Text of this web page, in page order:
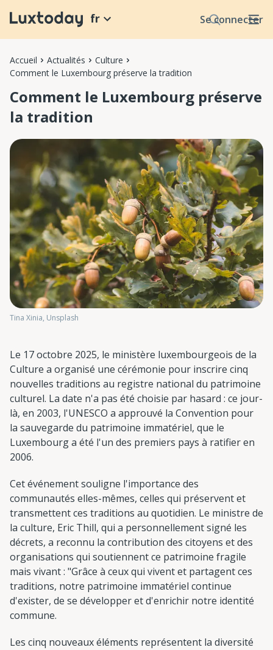
Se connecter
fr
Accueil Actualités
Culture
Comment le Luxembourg préserve la tradition
Comment le Luxembourg préserve
la tradition
Tina Xinia, Unsplash
Le 17 octobre 2025, le ministère luxembourgeois de la
Culture a organisé une cérémonie pour inscrire cinq
nouvelles traditions au registre national du patrimoine
culturel. La date n'a pas été choisie par hasard : ce jour-
là, en 2003, l'UNESCO a approuvé la Convention pour
la sauvegarde du patrimoine immatériel, que le
Luxembourg a été l'un des premiers pays à ratifier en
2006.
Cet événement souligne l'importance des
communautés elles-mêmes, celles qui préservent et
transmettent ces traditions au quotidien. Le ministre de
la culture, Eric Thill, qui a personnellement signé les
décrets, a reconnu la contribution des citoyens et des
organisations qui soutiennent ce patrimoine fragile
mais vivant : "Grâce à ceux qui vivent et partagent ces
traditions, notre patrimoine immatériel continue
d'exister, de se développer et d'enrichir notre identité
commune.
Les cinq nouveaux éléments représentent la diversité